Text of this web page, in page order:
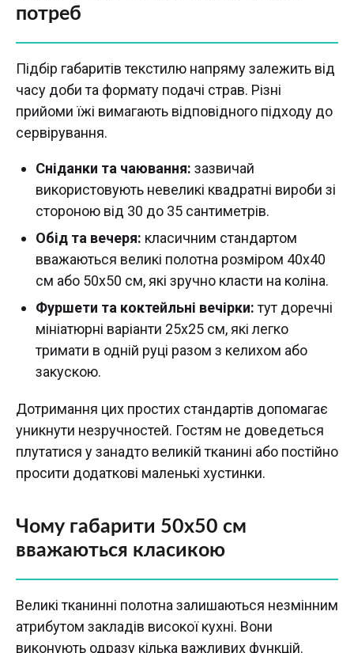
потреб
Підбір габаритів текстилю напряму залежить від
часу доби та формату подачі страв. Різні
прийоми їжі вимагають відповідного підходу до
сервірування.
Сніданки та чаювання: зазвичай
використовують невеликі квадратні вироби зі
стороною від 30 до 35 сантиметрів.
Обід та вечеря: класичним стандартом
вважаються великі полотна розміром 40х40
см або 50х50 см, які зручно класти на коліна.
Фуршети та коктейльні вечірки:тут доречні
мініатюрні варіанти 25х25 см, які легко
тримати в одній руці разом з келихом або
закускою.
Дотримання цих простих стандартів допомагає
уникнути незручностей. Гостям не доведеться
плутатися у занадто великій тканині або постійно
просити додаткові маленькі хустинки.
Чому габарити 50х50 см
вважаються класикою
Великі тканинні полотна залишаються незмінним
атрибутом закладів високої кухні. Вони
виконують одразу кілька важливих функцій.